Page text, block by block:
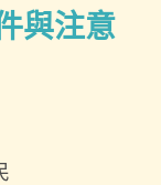
與注意